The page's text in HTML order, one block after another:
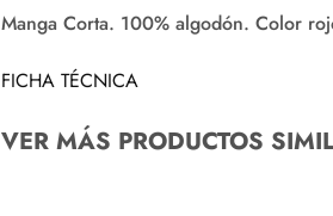
Manga Corta. 100% algodón. Color
FICHA TÉCNICA
VER MÁS PRODUCTOS